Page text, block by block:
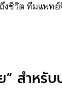
งชีวิต ทีมแพท
” สำหรั